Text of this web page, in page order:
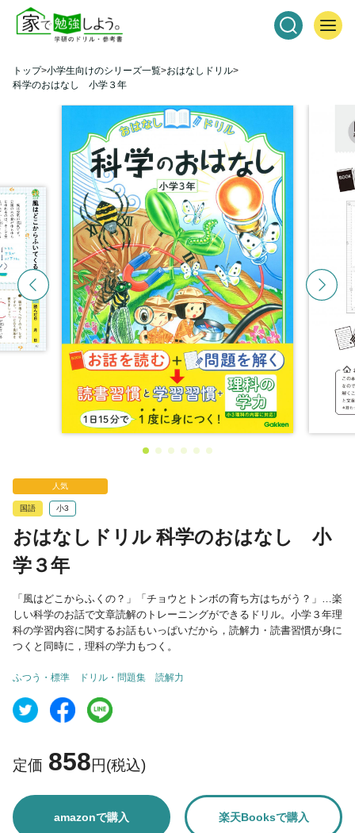
トップ 小学生向けのシリーズ一覧 おはなしドリル
科学のおはなし 小学３年
人気
国語 小3
おはなしドリル 科学のおはなし 小
学３年
「風はどこからふくの？」「チョウとトンボの育ち方はちがう？」…楽
しい科学のお話で文章読解のトレーニングができるドリル。小学３年理
科の学習内容に関するお話もいっぱいだから，読解力・読書習慣が身に
つくと同時に，理科の学力もつく。
ふつう・標準 ドリル・問題集 読解力
定価 858円(税込)
amazonで購入 楽天Booksで購入